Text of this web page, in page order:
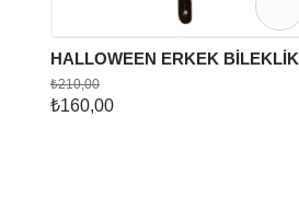
HALLOWEEN ERKEK BİLEKLİK
₺160,00
₺210,00